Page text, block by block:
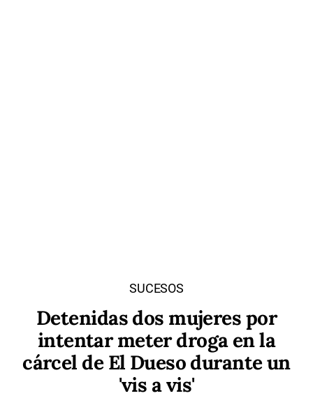
SUCESOS
Detenidas dos mujeres por
intentar meter droga en la
cárcel de El Dueso durante un
'vis a vis'